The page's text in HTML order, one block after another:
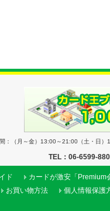
：（月～金）13:00～21:00（土・日
TEL：06-6599-
ド
カードが激安「Premium
お買い物方法 個人情報保護